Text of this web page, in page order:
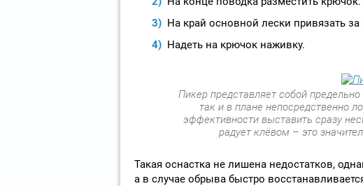
На край основной лески привязать за
Надеть на крючок наживку.
Пикер представляет собой
так и в плане непосредственно
эффективности выставить сразу
радует клёвом – это
Такая оснастка не лишена недостатков,
а в случае обрыва быстро